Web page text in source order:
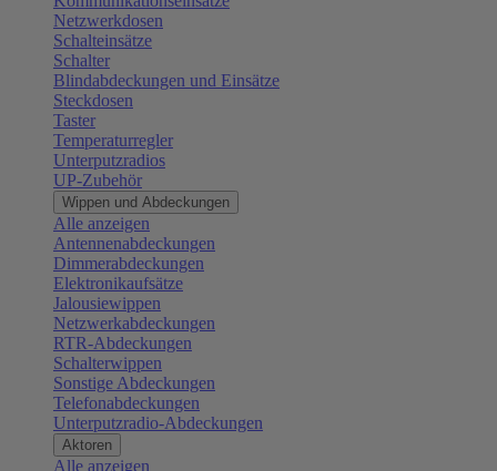
Netzwerkdosen
Schalteinsätze
Schalter
Blindabdeckungen und Einsätze
Steckdosen
Taster
Temperaturregler
Unterputzradios
UP-Zubehör
Wippen und Abdeckungen
Alle anzeigen
Antennenabdeckungen
Dimmerabdeckungen
Elektronikaufsätze
Jalousiewippen
Netzwerkabdeckungen
RTR-Abdeckungen
Schalterwippen
Sonstige Abdeckungen
Telefonabdeckungen
Unterputzradio-Abdeckungen
Aktoren
Alle anzeigen